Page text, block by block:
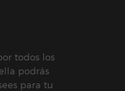
todos los
podrás
para tu